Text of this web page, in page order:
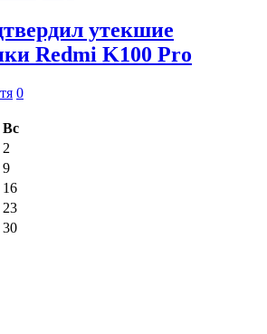
утекшие
Redmi K100 Pro
0
Вс
2
9
16
23
30